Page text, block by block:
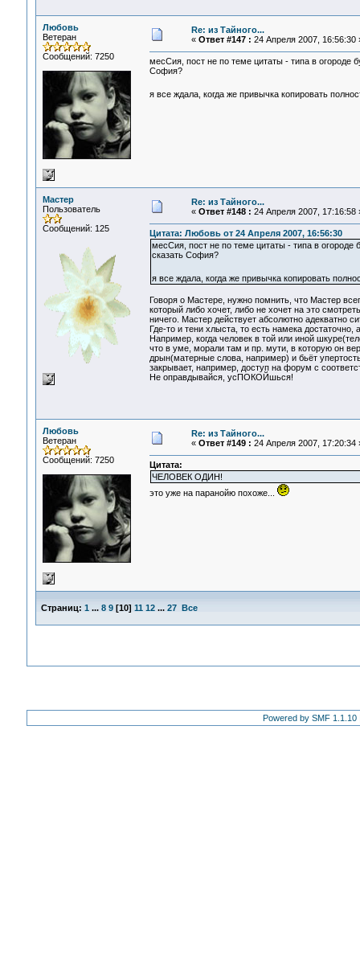
Любовь
Ветеран
Сообщений: 7250
Re: из Тайного...
« Ответ #147 : 24 Апреля 2007, 16:56:30
месСия, пост не по теме цитаты - типа в огороде
София?
я все ждала, когда же привычка копировать
Мастер
Пользователь
Сообщений: 125
Re: из Тайного...
« Ответ #148 : 24 Апреля 2007, 17:16:58
Цитата: Любовь от 24 Апреля 2007, 16:56:30
месСия, пост не по теме цитаты - типа в огороде
сказать София?
я все ждала, когда же привычка копировать
Говоря о Мастере, нужно помнить, что Мастер
который либо хочет, либо не хочет на это
ничего. Мастер действует абсолютно адекватно
Где-то и тени хлыста, то есть намека достаточно,
Например, когда человек в той или иной
что в уме, морали там и пр. мути, в которую он
дрын(матерные слова, например) и бьёт
закрывает, например, доступ на форум с
Не оправдывайся, усПОКОЙшься!
Любовь
Ветеран
Сообщений: 7250
Re: из Тайного...
« Ответ #149 : 24 Апреля 2007, 17:20:34
Цитата:
ЧЕЛОВЕК ОДИН!
это уже на паранойю похоже...
Страниц: 1 ... 8 9[10] 11 12 ... 27 Все
Powered by SMF 1.1.10